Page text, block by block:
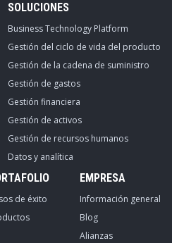
SOLUCIONES
Business Technology Platform
Gestión del ciclo de vida del producto
Gestión de la cadena de suministro
Gestión de gastos
Gestión financiera
Gestión de activos
Gestión de recursos humanos
Datos y analítica
de éxito
EMPRESA
Información general
Blog
Alianzas